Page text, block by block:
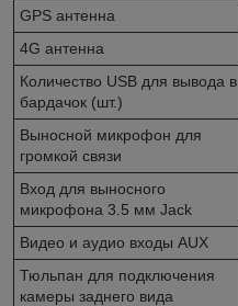
GPS антенна
4G антенна
Количество USB для вывода в
бардачок (шт.)
Выносной микрофон для
громкой связи
Вход для выносного
микрофона 3.5 мм Jack
Видео и аудио входы AUX
Тюльпан для подключения
камеры заднего вида